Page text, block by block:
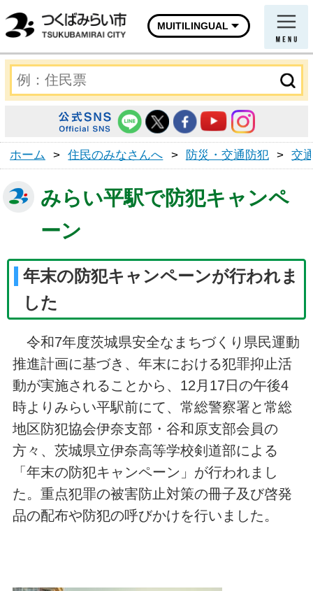
MUITILINGUAL
ホーム > 住民のみなさんへ > 防災・交通防犯 > 交
みらい平駅で防犯キャンペ
ーン
年末の防犯キャンペーンが行われま
した
令和7年度茨城県安全なまちづくり県民運動
推進計画に基づき、年末における犯罪抑止活
動が実施されることから、12月17日の午後4
時よりみらい平駅前にて、常総警察署と常総
地区防犯協会伊奈支部・谷和原支部会員の
方々、茨城県立伊奈高等学校剣道部による
「年末の防犯キャンペーン」が行われまし
た。重点犯罪の被害防止対策の冊子及び啓発
品の配布や防犯の呼びかけを行いました。